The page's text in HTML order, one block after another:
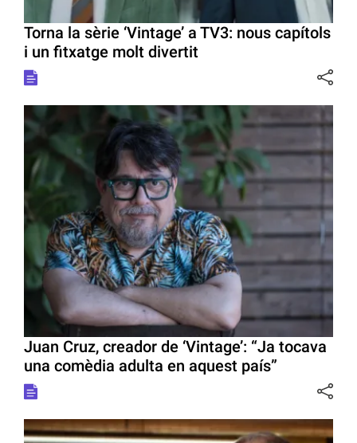
Torna la sèrie ‘Vintage’ a TV3: nous capítols
i un fitxatge molt divertit
Juan Cruz, creador de ‘Vintage’: “Ja tocava
una comèdia adulta en aquest país”